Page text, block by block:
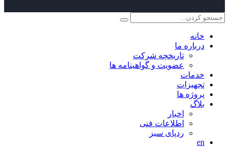
خانه
درباره ما
تاریخچه شرکت
عضویت و گواهینامه ها
خدمات
تجهیزات
پروژه ها
بلاگ
اخبار
اطلاعات فنی
ردپای سبز
en